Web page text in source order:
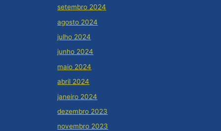
setembro 2024
agosto 2024
julho 2024
junho 2024
maio 2024
abril 2024
janeiro 2024
dezembro 2023
novembro 2023